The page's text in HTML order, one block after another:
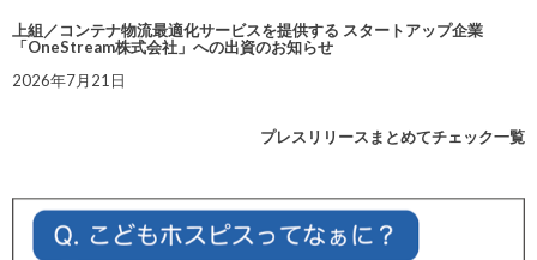
上組／コンテナ物流最適化サービスを提供する スタートアップ企業
「OneStream株式会社」への出資のお知らせ
2026年7月21日
プレスリリースまとめてチェック一覧